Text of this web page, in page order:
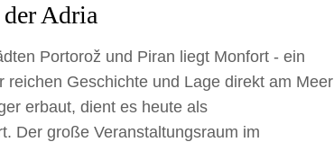
Adria
Portorož und Piran liegt Monfort - ein
Geschichte und Lage direkt am Meer
erbaut, dient es heute als
Der große Veranstaltungsraum im